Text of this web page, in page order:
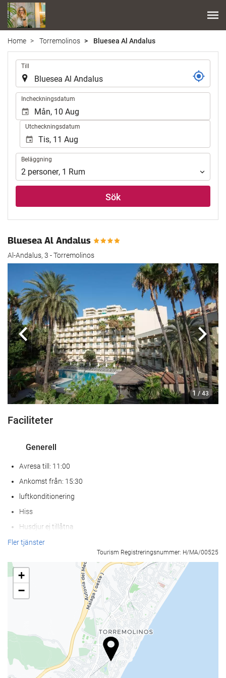
Home Torremolinos Bluesea Al Andalus
Till
Incheckningsdatum
Utcheckningsdatum
Beläggning
Beläggning
2 personer, 1 Rum
Sök
Bluesea Al Andalus
Al-Andalus, 3 - Torremolinos
1 / 43
Föregående
Faciliteter
Generell
Avresa till: 11:00
Ankomst från: 15:30
luftkonditionering
Hiss
Husdjur ej tillåtna
Strandtillgängligt
Biljard
Hälsa
Fler tjänster
Tourism Registreringsnummer: H/MA/00525
+
−